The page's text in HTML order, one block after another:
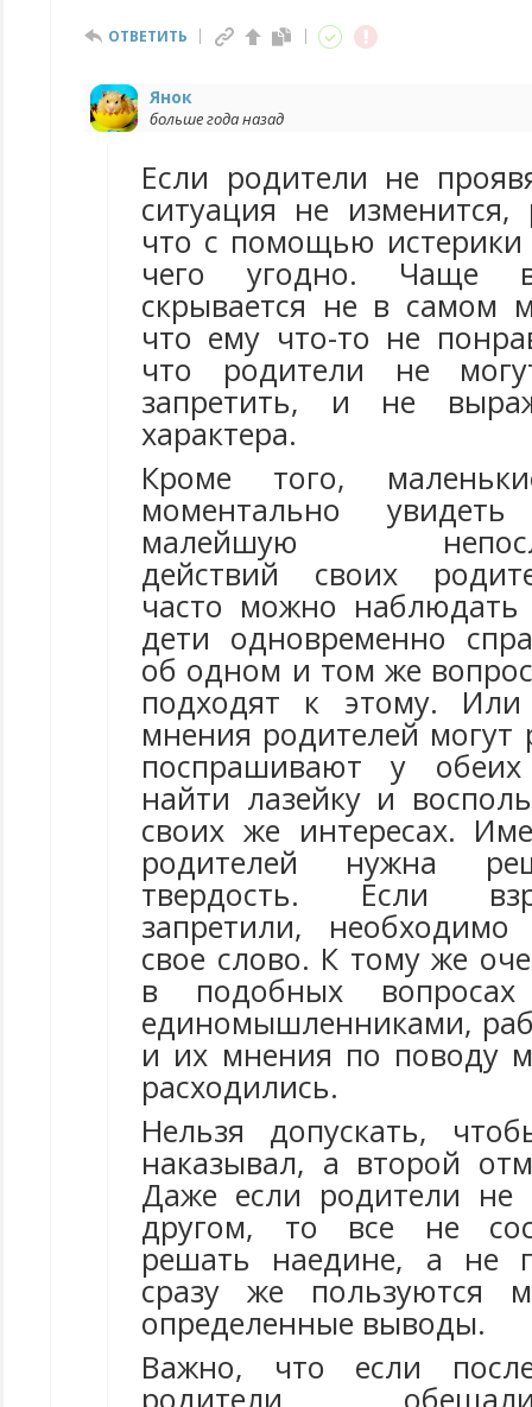
ОТВЕТИТЬ
Янок
больше года назад
Если родители не
ситуация не изменится,
что с помощью
чего угодно. Чаще
скрывается не в
что ему что-то не
что родители не
запретить, и не
характера.
Кроме того,
моментально
малейшую
действий своих
часто можно наблюдать
дети одновременно
об одном и том же
подходят к этому.
мнения родителей могут
поспрашивают у
найти лазейку и
своих же интересах.
родителей нужна
твердость. Если
запретили, необходимо
свое слово. К тому же
в подобных
единомышленниками,
и их мнения по поводу
расходились.
Нельзя допускать,
наказывал, а второй
Даже если родители не
другом, то все не
решать наедине, а не
сразу же пользуются
определенные выводы.
Важно, что если
родители